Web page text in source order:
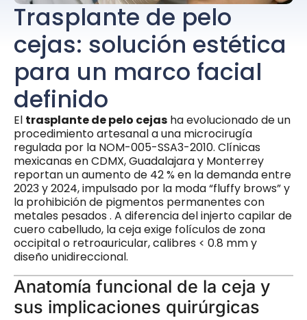
Trasplante de pelo
cejas: solución estética
para un marco facial
definido
El trasplante de pelo cejas ha evolucionado de un
procedimiento artesanal a una microcirugía
regulada por la NOM-005-SSA3-2010. Clínicas
mexicanas en CDMX, Guadalajara y Monterrey
reportan un aumento de 42 % en la demanda entre
2023 y 2024, impulsado por la moda “fluffy brows” y
la prohibición de pigmentos permanentes con
metales pesados . A diferencia del injerto capilar de
cuero cabelludo, la ceja exige folículos de zona
occipital o retroauricular, calibres < 0.8 mm y
diseño unidireccional.
Anatomía funcional de la ceja y
sus implicaciones quirúrgicas